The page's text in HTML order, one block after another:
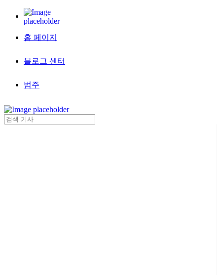
홈 페이지
블로그 센터
범주